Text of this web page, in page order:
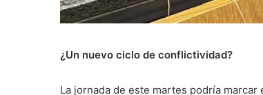
¿Un nuevo ciclo de conflictividad?
La jornada de este martes podría